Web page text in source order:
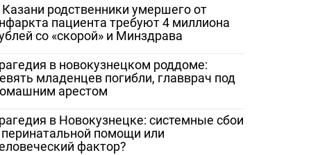
Казани родственники умершего от
пациента требуют 4 миллиона
со «скорой» и Минздрава
в новокузнецком роддоме:
младенцев погибли, главврач под
арестом
в Новокузнецке: системные сбои
перинатальной помощи или
фактор?